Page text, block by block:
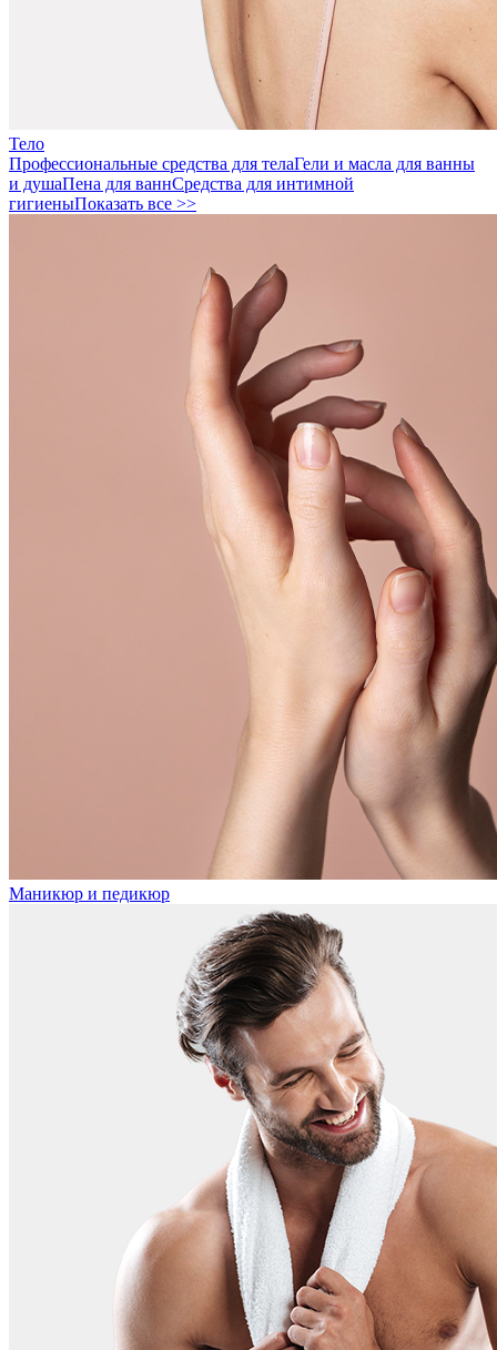
Тело
Профессиональные средства для телаГели и масла для ванны
и душаПена для ваннСредства для интимной
гигиеныПоказать все >>
Маникюр и педикюр